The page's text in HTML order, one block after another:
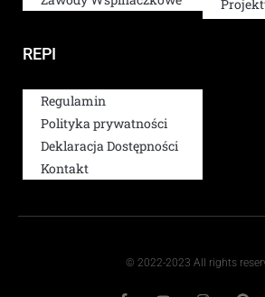
REPI
Regulamin
Polityka prywatności
Deklaracja Dostępności
Kontakt
© 2022-2023 All rights